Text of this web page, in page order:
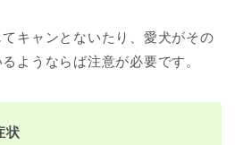
キャンとないたり、愛犬がその
ようならば注意が必要です。
状